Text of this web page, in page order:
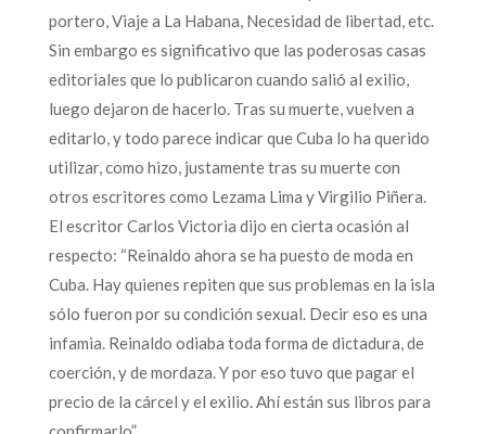
portero, Viaje a La Habana, Necesidad de libertad, etc.
Sin embargo es significativo que las poderosas casas
editoriales que lo publicaron cuando salió al exilio,
luego dejaron de hacerlo. Tras su muerte, vuelven a
editarlo, y todo parece indicar que Cuba lo ha querido
utilizar, como hizo, justamente tras su muerte con
otros escritores como Lezama Lima y Virgilio Piñera.
El escritor Carlos Victoria dijo en cierta ocasión al
respecto: “Reinaldo ahora se ha puesto de moda en
Cuba. Hay quienes repiten que sus problemas en la isla
sólo fueron por su condición sexual. Decir eso es una
infamia. Reinaldo odiaba toda forma de dictadura, de
coerción, y de mordaza. Y por eso tuvo que pagar el
precio de la cárcel y el exilio. Ahí están sus libros para